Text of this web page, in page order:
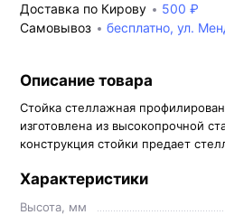
Доставка по Кирову
500 ₽
Самовывоз
бесплатно, ул.
Описание товара
Стойка стеллажная
изготовлена из высокопрочной
конструкция стойки предает
Характеристики
Высота, мм